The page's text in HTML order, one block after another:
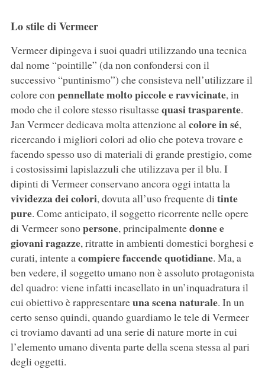
Lo stile di Vermeer
Vermeer dipingeva i suoi quadri utilizzando una tecnica
dal nome “pointille” (da non confondersi con il
successivo “puntinismo”) che consisteva nell’utilizzare il
colore con pennellate molto piccole e ravvicinate, in
modo che il colore stesso risultassequasi trasparente.
Jan Vermeer dedicava molta attenzione al colore in sé,
ricercando i migliori colori ad olio che poteva trovare e
facendo spesso uso di materiali di grande prestigio, come
i costosissimi lapislazzuli che utilizzava per il blu. I
dipinti di Vermeer conservano ancora oggi intatta la
vividezza dei colori, dovuta all’uso frequente di tinte
pure. Come anticipato, il soggetto ricorrente nelle opere
di Vermeer sonopersone, principalmentedonne e
giovani ragazze, ritratte in ambienti domestici borghesi e
curati, intente a compiere faccende quotidiane. Ma, a
ben vedere, il soggetto umano non è assoluto protagonista
del quadro: viene infatti incasellato in un’inquadratura il
cui obiettivo è rappresentareuna scena naturale. In un
certo senso quindi, quando guardiamo le tele di Vermeer
ci troviamo davanti ad una serie di nature morte in cui
l’elemento umano diventa parte della scena stessa al pari
degli oggetti.